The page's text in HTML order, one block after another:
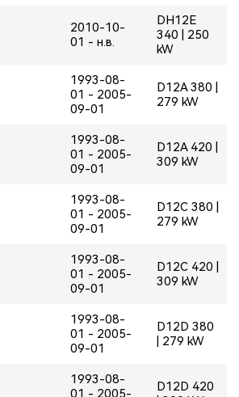
2010-10-
01 - н.в.
DH12E
340 | 250
kW
1993-08-
01 - 2005-
09-01
D12A 380 |
279 kW
1993-08-
01 - 2005-
09-01
D12A 420 |
309 kW
1993-08-
01 - 2005-
09-01
D12C 380 |
279 kW
1993-08-
01 - 2005-
09-01
D12C 420 |
309 kW
1993-08-
01 - 2005-
09-01
D12D 380
| 279 kW
1993-08-
01 - 2005-
D12D 420